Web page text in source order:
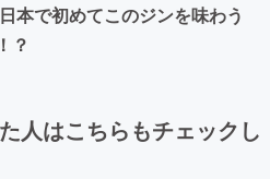
本で初めてこのジンを味わう
？
人はこちらもチェックし